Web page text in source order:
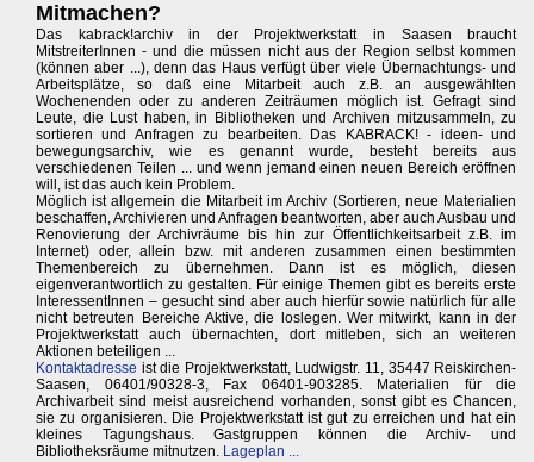
Mitmachen?
Das kabrack!archiv in der Projektwerkstatt in Saasen braucht
MitstreiterInnen - und die müssen nicht aus der Region selbst kommen
(können aber ...), denn das Haus verfügt über viele Übernachtungs- und
Arbeitsplätze, so daß eine Mitarbeit auch z.B. an ausgewählten
Wochenenden oder zu anderen Zeiträumen möglich ist. Gefragt sind
Leute, die Lust haben, in Bibliotheken und Archiven mitzusammeln, zu
sortieren und Anfragen zu bearbeiten. Das KABRACK! - ideen- und
bewegungsarchiv, wie es genannt wurde, besteht bereits aus
verschiedenen Teilen ... und wenn jemand einen neuen Bereich eröffnen
will, ist das auch kein Problem.
Möglich ist allgemein die Mitarbeit im Archiv (Sortieren, neue Materialien
beschaffen, Archivieren und Anfragen beantworten, aber auch Ausbau und
Renovierung der Archivräume bis hin zur Öffentlichkeitsarbeit z.B. im
Internet) oder, allein bzw. mit anderen zusammen einen bestimmten
Themenbereich zu übernehmen. Dann ist es möglich, diesen
eigenverantwortlich zu gestalten. Für einige Themen gibt es bereits erste
InteressentInnen – gesucht sind aber auch hierfür sowie natürlich für alle
nicht betreuten Bereiche Aktive, die loslegen. Wer mitwirkt, kann in der
Projektwerkstatt auch übernachten, dort mitleben, sich an weiteren
Aktionen beteiligen ...
Kontaktadresse ist die Projektwerkstatt, Ludwigstr. 11, 35447 Reiskirchen-
Saasen, 06401/90328-3, Fax 06401-903285. Materialien für die
Archivarbeit sind meist ausreichend vorhanden, sonst gibt es Chancen,
sie zu organisieren. Die Projektwerkstatt ist gut zu erreichen und hat ein
kleines Tagungshaus. Gastgruppen können die Archiv- und
Bibliotheksräume mitnutzen. Lageplan ...